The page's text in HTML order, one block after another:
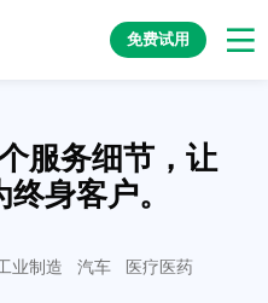
免费试用
服务细节，让
身客户。
业制造 汽车 医疗医药